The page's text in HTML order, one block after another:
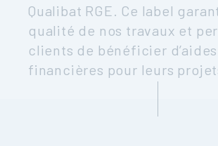
Qualibat RGE. Ce label
qualité de nos travaux et
clients de bénéficier d’aides
financières pour leurs